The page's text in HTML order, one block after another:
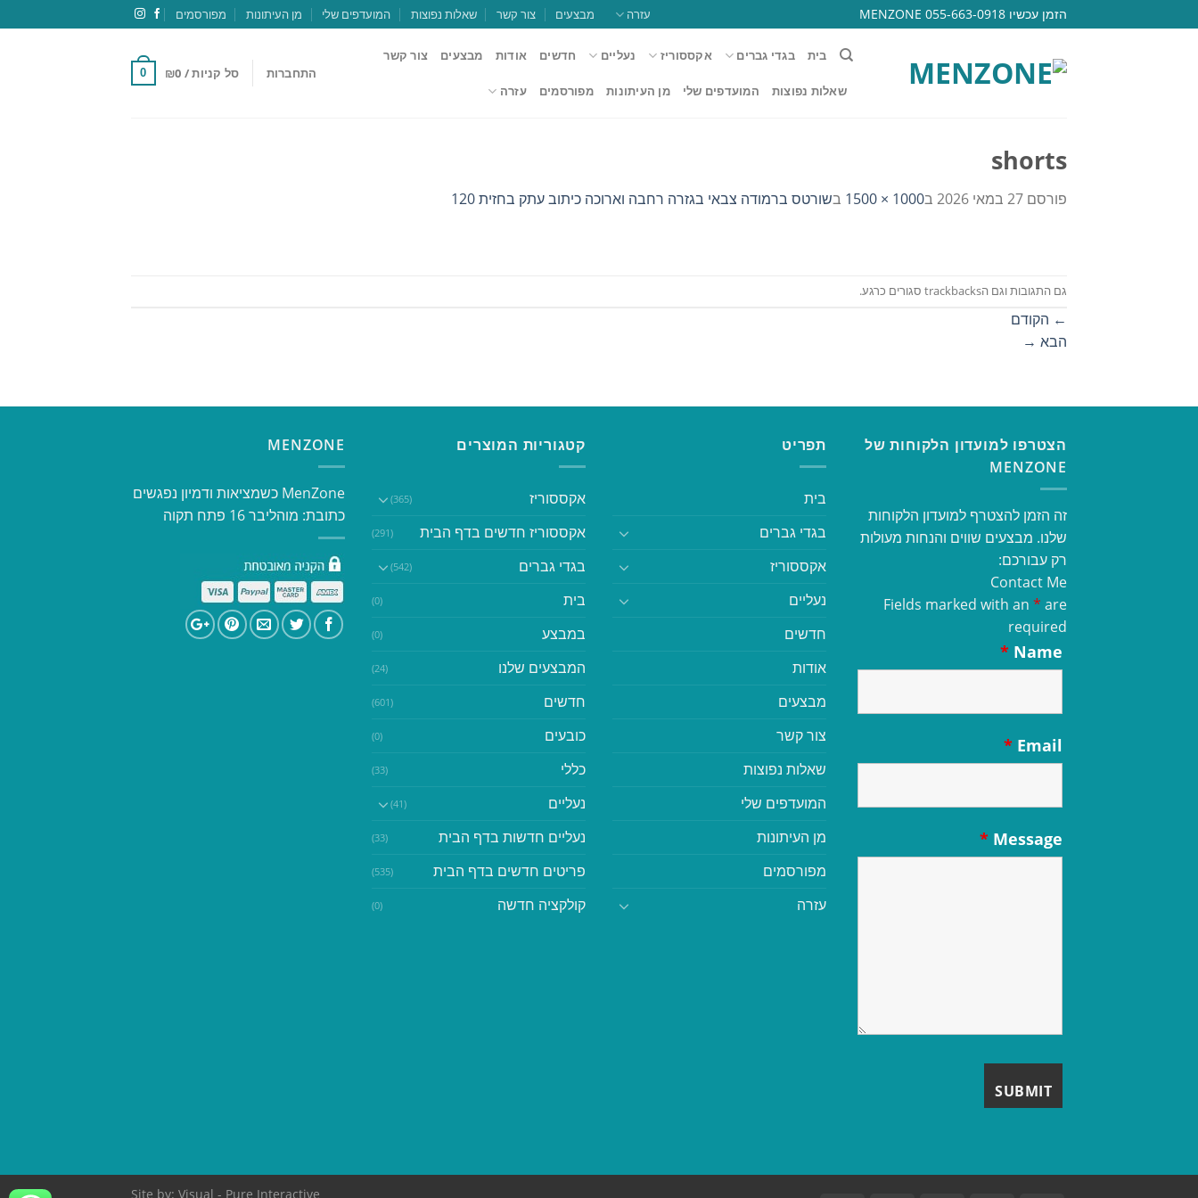
to
הזמן עכשיו 055-663-0918 MENZONE עזרה מבצעים צור קשר שאלות נפוצות המועדפים שלי מן העיתונות מפורסמים
בית בגדי גברים אקססוריז נעליים חדשים אודות מבצעים צור קשר
שאלות נפוצות המועדפים שלי מן העיתונות מפורסמים עזרה
התחברות סל קניות / ₪0
0
shorts
פורסם 27 במאי 2026 ב1000 × 1500 בשורטס ברמודה צבאי בגזרה רחבה וארוכה כיתוב עתק בחזית 120
גם התגובות וגם הtrackbacks סגורים כרגע.
← הקודם
הבא →
הצטרפו למועדון הלקוחות של
MENZONE
זה הזמן להצטרף למועדון הלקוחות
שלנו. מבצעים שווים והנחות מעולות
רק עבורכם:
Contact Me
Fields marked with an * are
required
Name
*
Email
*
Message
*
תפריט
בית
בגדי גברים
אקססוריז
נעליים
חדשים
אודות
מבצעים
צור קשר
שאלות נפוצות
המועדפים שלי
מן העיתונות
מפורסמים
עזרה
קטגוריות המוצרים
אקססוריז (365)
אקססוריז חדשים בדף הבית (291)
בגדי גברים (542)
בית (0)
במבצע (0)
המבצעים שלנו (24)
חדשים (601)
כובעים (0)
כללי (33)
נעליים (41)
נעליים חדשות בדף הבית (33)
פריטים חדשים בדף הבית (535)
קולקציה חדשה (0)
MENZONE
​​MenZone כשמציאות ודמיון נפגשים​
כתובת: מוהליבר 16 פתח תקוה
Site by: Visual - Pure Interactive